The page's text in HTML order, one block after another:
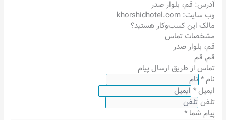
آدرس: قم، بلوار صدر
وب سایت: khorshidhotel.com
مالک این کسب‌وکار هستید؟
مشخصات تماس
قم، بلوار صدر
قم, قم
تماس از طریق ارسال پیام
نام*
ایمیل*
تلفن
پیام شما*